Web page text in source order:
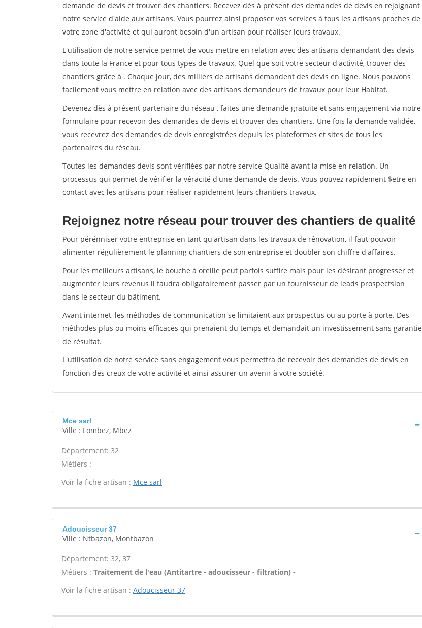
demande de devis et trouver des chantiers. Recevez dès à présent des demandes de devis en rejoignant
notre service d'aide aux artisans. Vous pourrez ainsi proposer vos services à tous les artisans proches de
votre zone d'activité et qui auront besoin d'un artisan pour réaliser leurs travaux.
L'utilisation de notre service permet de vous mettre en relation avec des artisans demandant des devis
dans toute la France et pour tous types de travaux. Quel que soit votre secteur d'activité, trouver des
chantiers grâce à . Chaque jour, des milliers de artisans demandent des devis en ligne. Nous pouvons
facilement vous mettre en relation avec des artisans demandeurs de travaux pour leur Habitat.
Devenez dès à présent partenaire du réseau , faites une demande gratuite et sans engagement via notre
formulaire pour recevoir des demandes de devis et trouver des chantiers. Une fois la demande validée,
vous recevrez des demandes de devis enregistrées depuis les plateformes et sites de tous les
partenaires du réseau.
Toutes les demandes devis sont vérifiées par notre service Qualité avant la mise en relation. Un
processus qui permet de vérifier la véracité d'une demande de devis. Vous pouvez rapidement $etre en
contact avec les artisans pour réaliser rapidement leurs chantiers travaux.
Rejoignez notre réseau pour trouver des chantiers de qualité
Pour pérénniser votre entreprise en tant qu'artisan dans les travaux de rénovation, il faut pouvoir
alimenter régulièrement le planning chantiers de son entreprise et doubler son chiffre d'affaires.
Pour les meilleurs artisans, le bouche à oreille peut parfois suffire mais pour les désirant progresser et
augmenter leurs revenus il faudra obligatoirement passer par un fournisseur de leads prospectsion
dans le secteur du bâtiment.
Avant internet, les méthodes de communication se limitaient aux prospectus ou au porte à porte. Des
méthodes plus ou moins efficaces qui prenaient du temps et demandait un investissement sans garantie
de résultat.
L'utilisation de notre service sans engagement vous permettra de recevoir des demandes de devis en
fonction des creux de votre activité et ainsi assurer un avenir à votre société.
Mce sarl
Ville : Lombez, Mbez
Département: 32
Métiers :
Voir la fiche artisan : Mce sarl
Adoucisseur 37
Ville : Ntbazon, Montbazon
Département: 32, 37
Métiers : Traitement de l'eau (Antitartre - adoucisseur - filtration) -
Voir la fiche artisan : Adoucisseur 37